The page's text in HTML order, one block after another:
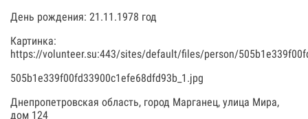
День рождения: 21.11.1978 год
Картинка:
https://volunteer.su:443/sites/default/files/person/
505b1e339f00fd33900c1efe68dfd93b_1.jpg
Днепропетровская область, город Марганец, улица Мира,
дом 124